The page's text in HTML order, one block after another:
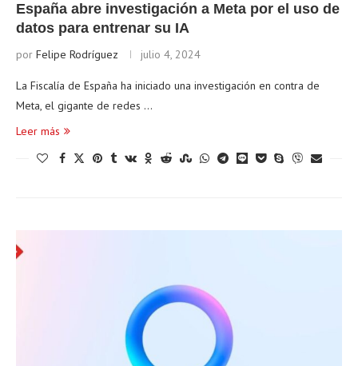
España abre investigación a Meta por el uso de
datos para entrenar su IA
por Felipe Rodríguez julio 4, 2024
La Fiscalía de España ha iniciado una investigación en contra de
Meta, el gigante de redes …
Leer más